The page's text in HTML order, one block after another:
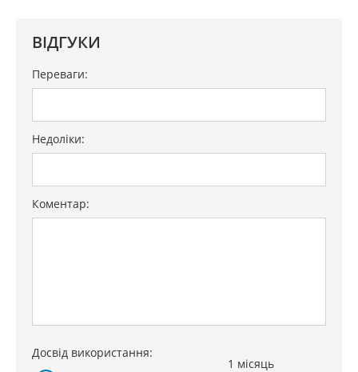
ВІДГУКИ
Переваги:
Недоліки:
Коментар:
Досвід використання:
1 місяць